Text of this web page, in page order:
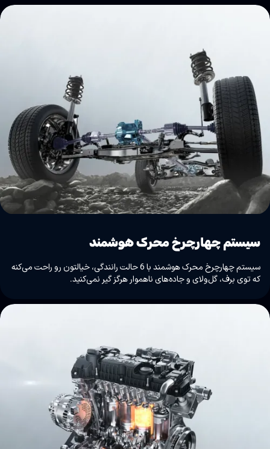
سیستم چهارچرخ محرک هوشمند
سیستم چهارچرخ محرک هوشمند با 6 حالت رانندگی، خیالتون رو راحت می‌کنه
که توی برف، گل‌ولای و جاده‌های ناهموار هرگز گیر نمی‌کنید.